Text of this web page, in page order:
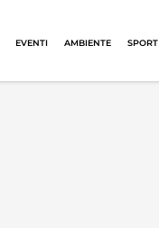
EVENTI AMBIENTE SPORT